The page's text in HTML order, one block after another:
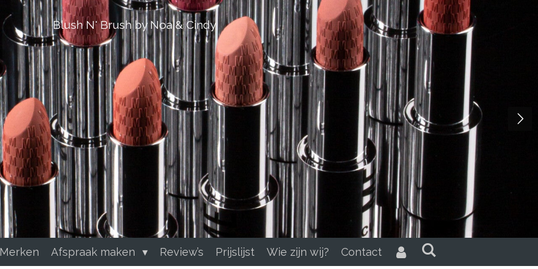
Blush N' Brush by Noa & Cindy
Afspraak maken Review’s Prijslijst Wie zijn wij? Contact